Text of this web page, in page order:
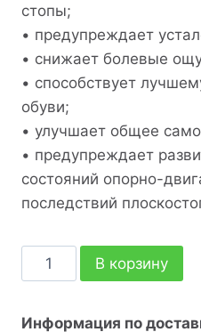
стопы;
• предупреждает
• снижает болевые
• способствует
обуви;
• улучшает общее
• предупреждает
состояний опорно-
последствий
В корзину
Информация по